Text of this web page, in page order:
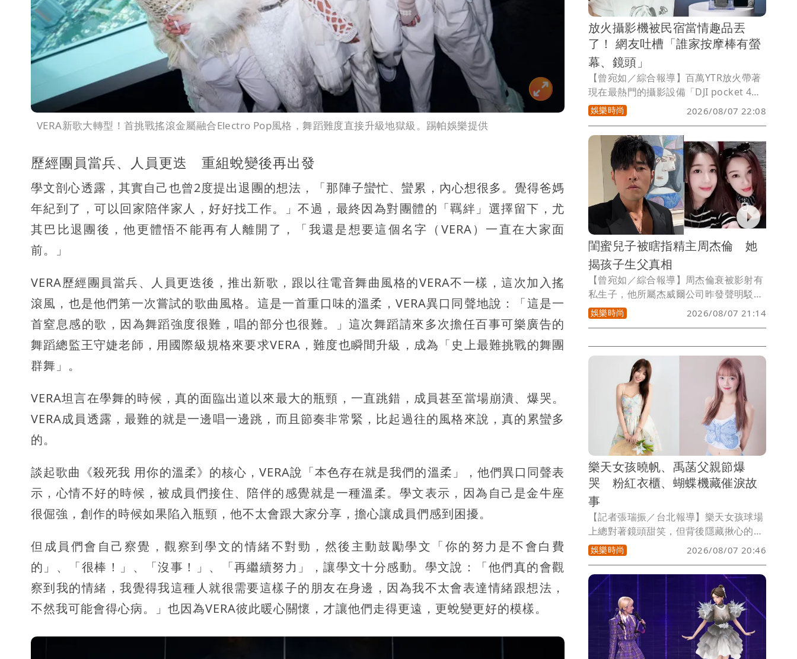
VERA新歌大轉型！首挑戰搖滾金屬融合Electro Pop風格，舞蹈難度直接升級地獄級。踢帕娛樂提供
歷經團員當兵、人員更迭 重組蛻變後再出發
學文剖心透露，其實自己也曾2度提出退團的想法，「那陣子蠻忙、蠻累，內心想很多。覺得爸媽
年紀到了，可以回家陪伴家人，好好找工作。」不過，最終因為對團體的「羈絆」選擇留下，尤
其巴比退團後，他更體悟不能再有人離開了，「我還是想要這個名字（VERA）一直在大家面
前。」
VERA歷經團員當兵、人員更迭後，推出新歌，跟以往電音舞曲風格的VERA不一樣，這次加入搖
滾風，也是他們第一次嘗試的歌曲風格。這是一首重口味的溫柔，VERA異口同聲地說：「這是一
首窒息感的歌，因為舞蹈強度很難，唱的部分也很難。」這次舞蹈請來多次擔任百事可樂廣告的
舞蹈總監王守婕老師，用國際級規格來要求VERA，難度也瞬間升級，成為「史上最難挑戰的舞團
群舞」。
VERA坦言在學舞的時候，真的面臨出道以來最大的瓶頸，一直跳錯，成員甚至當場崩潰、爆哭。
VERA成員透露，最難的就是一邊唱一邊跳，而且節奏非常緊，比起過往的風格來說，真的累蠻多
的。
談起歌曲《殺死我 用你的溫柔》的核心，VERA說「本色存在就是我們的溫柔」，他們異口同聲表
示，心情不好的時候，被成員們接住、陪伴的感覺就是一種溫柔。學文表示，因為自己是金牛座
很倔強，創作的時候如果陷入瓶頸，他不太會跟大家分享，擔心讓成員們感到困擾。
但成員們會自己察覺，觀察到學文的情緒不對勁，然後主動鼓勵學文「你的努力是不會白費
的」、「很棒！」、「沒事！」、「再繼續努力」，讓學文十分感動。學文說：「他們真的會觀
察到我的情緒，我覺得我這種人就很需要這樣子的朋友在身邊，因為我不太會表達情緒跟想法，
不然我可能會得心病。」也因為VERA彼此暖心關懷，才讓他們走得更遠，更蛻變更好的模樣。
放火攝影機被民宿當情趣品丟
了！ 網友吐槽「誰家按摩棒有螢
幕、鏡頭」
【曾宛如／綜合報導】百萬YTR放火帶著
現在最熱門的攝影設備「DJI pocket 4
pro」去澎湖玩並拍片，不料忘在民宿
裡，因為素材都在裡面，他崩潰大哭，覺
得沒辦法呼吸，致電民宿確定被工作人員
當成垃圾丟掉了，他一度衝去有50噸垃圾
的集中地翻找，但最後還是沒找到，他與
民宿老闆已談妥賠償條件，但民宿清潔人
員聲稱「以為相機是按摩棒才丟」，網友
吐槽覺得難以置信，「誰家按摩棒會有螢
幕跟鏡頭」、「就算是按摩棒也不該擅自
扔掉客人物品」。
娛樂時尚 2026/08/07 22:08
閨蜜兒子被瞎指精主周杰倫 她
揭孩子生父真相
【曾宛如／綜合報導】周杰倫衰被影射有
私生子，他所屬杰威爾公司昨發聲明駁斥
不實傳聞，而傳聞中的女主角劉若雪是女
股東，她今也委託律師發聲明闢謠，而閨
生子「親爹在西安，可別瞎造謠了」。
娛樂時尚 2026/08/07 21:14
樂天女孩曉帆、禹菡父親節爆
哭 粉紅衣櫃、蝴蝶機藏催淚故
事
【記者張瑞振／台北報導】樂天女孩球場
上總對著鏡頭甜笑，但背後隱藏揪心的家
庭故事！樂天女孩副舞蹈總監曉帆與樂天
女孩禹菡，適逢父親節，罕見敞開心扉，
淚揭被隱藏在聚光燈下的父女秘密 !無論
總是不擅於言詞表達，想要回到過去多與
父母創造美好回憶的曉帆、或年輕時超任
性，吵鬧要負債累累的父親買手機的禹
菡，都是成長的軌跡。
娛樂時尚 2026/08/07 20:46